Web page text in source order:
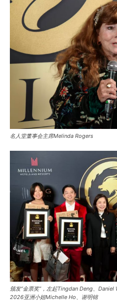
名人堂董事会主席Melinda Rogers
颁发“金票奖”，左起Tingdan Deng、Daniel
2026亚洲小姐Michelle Ho、谢明锦